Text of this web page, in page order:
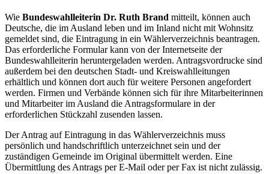
Wie Bundeswahlleiterin Dr. Ruth Brand mitteilt, können auch
Deutsche, die im Ausland leben und im Inland nicht mit Wohnsitz
gemeldet sind, die Eintragung in ein Wählerverzeichnis beantragen.
Das erforderliche Formular kann von der Internetseite der
Bundeswahlleiterin heruntergeladen werden. Antragsvordrucke sind
außerdem bei den deutschen Stadt- und Kreiswahlleitungen
erhältlich und können dort auch für weitere Personen angefordert
werden. Firmen und Verbände können sich für ihre Mitarbeiterinnen
und Mitarbeiter im Ausland die Antragsformulare in der
erforderlichen Stückzahl zusenden lassen.
Der Antrag auf Eintragung in das Wählerverzeichnis muss
persönlich und handschriftlich unterzeichnet sein und der
zuständigen Gemeinde im Original übermittelt werden. Eine
Übermittlung des Antrags perE-Mail oder per Fax ist nicht zulässig.